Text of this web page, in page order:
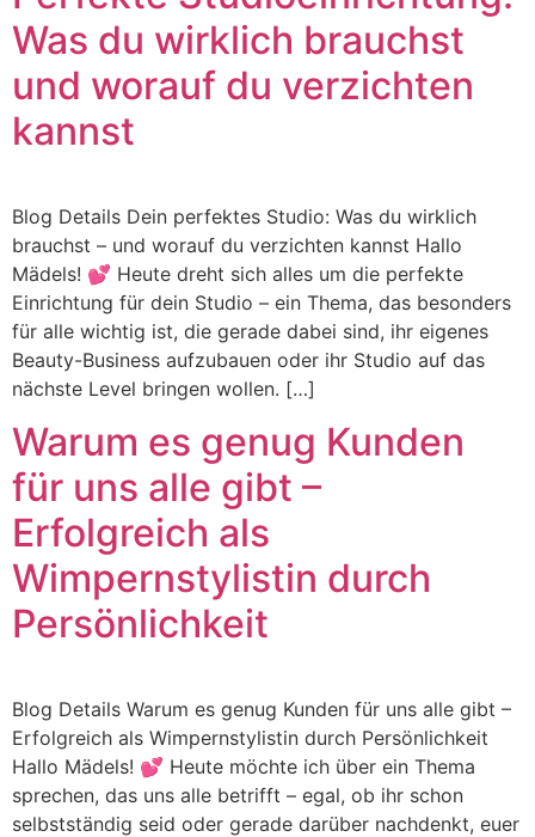
Was du wirklich brauchst
und worauf du verzichten
kannst
Blog Details Dein perfektes Studio: Was du wirklich
brauchst – und worauf du verzichten kannst Hallo
Mädels! 💕 Heute dreht sich alles um die perfekte
Einrichtung für dein Studio – ein Thema, das besonders
für alle wichtig ist, die gerade dabei sind, ihr eigenes
Beauty-Business aufzubauen oder ihr Studio auf das
nächste Level bringen wollen. […]
Warum es genug Kunden
für uns alle gibt –
Erfolgreich als
Wimpernstylistin durch
Persönlichkeit
Blog Details Warum es genug Kunden für uns alle gibt –
Erfolgreich als Wimpernstylistin durch Persönlichkeit
Hallo Mädels! 💕 Heute möchte ich über ein Thema
sprechen, das uns alle betrifft – egal, ob ihr schon
selbstständig seid oder gerade darüber nachdenkt, euer